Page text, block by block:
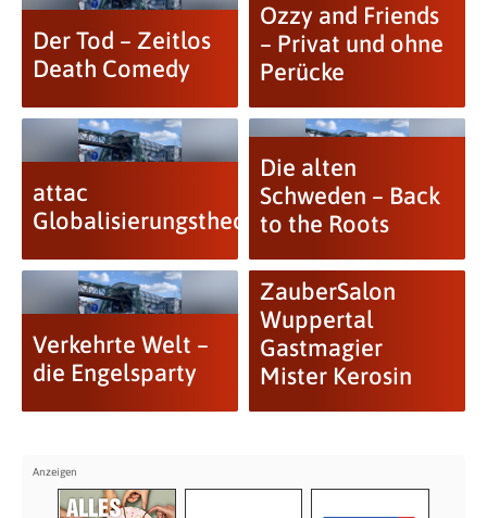
Der Tod – Zeitlos
Death Comedy
Ozzy and Friends
– Privat und ohne
Perücke
attac
Globalisierungstheorie
Die alten
Schweden – Back
to the Roots
Verkehrte Welt –
die Engelsparty
ZauberSalon
Wuppertal
Gastmagier
Mister Kerosin